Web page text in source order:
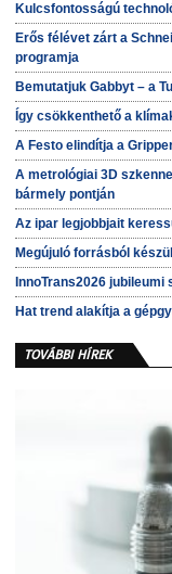
Kulcsfontosságú
Erős félévet zárt a
programja
Bemutatjuk Gabbyt – a
Így csökkenthető a
A Festo elindítja a
A metrológiai 3D
bármely pontján
Az ipar legjobbjait
Megújuló forrásból
InnoTrans2026 jubileumi
Hat trend alakítja a
TOVÁBBI HÍREK